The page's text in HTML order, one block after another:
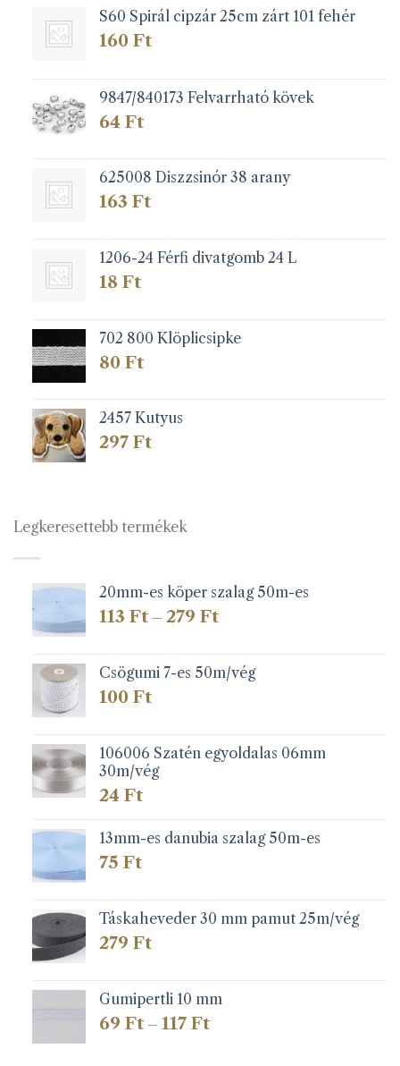
S60 Spirál cipzár 25cm zárt 101 fehér
160 Ft
9847/840173 Felvarrható kövek
64 Ft
625008 Diszzsinór 38 arany
163 Ft
1206-24 Férfi divatgomb 24 L
18 Ft
702 800 Klöplicsipke
80 Ft
2457 Kutyus
297 Ft
Legkeresettebb termékek
20mm-es köper szalag 50m-es
113 Ft – 279 FtÁrtartomány:
279 Ft
Csögumi 7-es 50m/vég
100 Ft
106006 Szatén egyoldalas 06mm
30m/vég
24 Ft
13mm-es danubia szalag 50m-es
75 Ft
Táskaheveder 30 mm pamut 25m/vég
279 Ft
Gumipertli 10 mm
69 Ft – 117 FtÁrtartomány: